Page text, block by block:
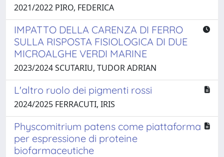
2021/2022 PIRO, FEDERICA
IMPATTO DELLA CARENZA DI FERRO
SULLA RISPOSTA FISIOLOGICA DI DUE
MICROALGHE VERDI MARINE
2023/2024 SCUTARIU, TUDOR ADRIAN
L'altro ruolo dei pigmenti rossi
2024/2025 FERRACUTI, IRIS
Physcomitrium patens come piattaforma
per espressione di proteine
biofarmaceutiche